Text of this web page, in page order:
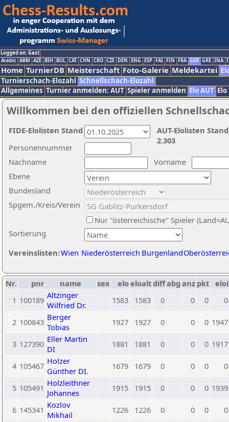
Logged on: Gast
Arabic ARM AZE BIH BUL CAT CHN CRO CZE DEN ENG ESP FAI FIN FRA GER GRE INA
Home TurnierDB Meisterschaft Foto-Galerie Meldekartei
Turnierschach-Elozahl Schnellschach-Elozahl
Allgemeines Turnier anmelden: AUT Spieler anmelden Elo AUT
Willkommen bei den offiziellen
Nachname
Vorname
Ebene
Sortierung
Personennummer
Bundesland
Spgem./Kreis/Verein
Nur "österreichische" Spieler
Vereinslisten:Wien Niederösterreich Burgenland
AUT-Elolisten
2.303
FIDE-Elolisten Stand
Nr. pnr name sex eloeloaltdiffabg anz pkt eloi
1 100189 Altzinger
Wilfried Dr.
1583 1583 0 0 0 0
2 100843 Berger
Tobias
1927 1927 0 0 0 1947
3 127390 Eller Martin
DI
1881 1881 0 0 0 1917
4 105467 Holzer
Günther DI.
1679 1679 0 0 0 0
5 105491 Holzleithner
Johannes
1915 1915 0 0 0 1939
6 145341 Kozlov
Mikhail
1226 1226 0 0 0 0